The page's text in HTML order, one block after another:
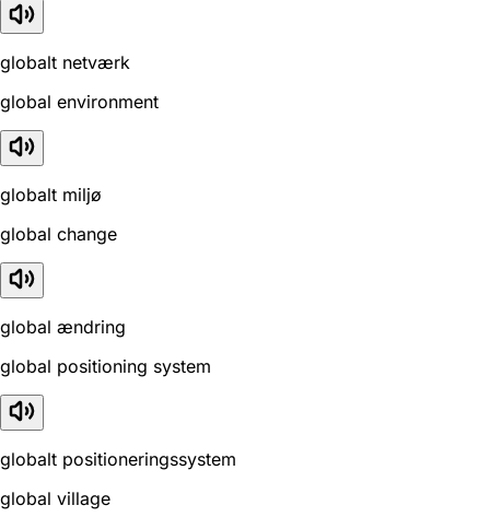
globalt netværk
global environment
globalt miljø
global change
global ændring
global positioning system
globalt positioneringssystem
global village